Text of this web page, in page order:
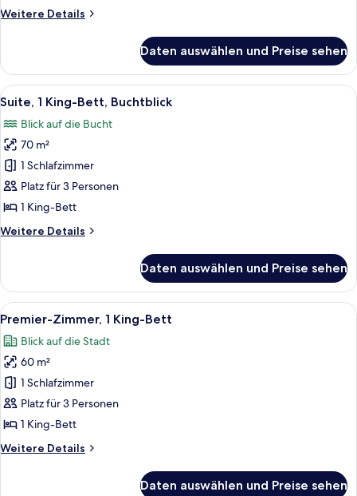
Weitere Details
Weitere
1
Schlafzimmer
Daten auswählen und Preise sehen
Alle
Fotos
für
Suite,
1 King-
Bett,
Buchtblick
Ein modernes Hotelzimmer mit
6
Suite, 1 King-Bett, Buchtblick
Blick auf die Bucht
70 m²
1 Schlafzimmer
Platz für 3 Personen
1 King-Bett
Weitere Details
Weitere
1 King-
Bett,
Buchtblick
Daten auswählen und Preise sehen
Alle
Fotos
für
Premier-
Zimmer,
1 King-
Bett
Ein modernes Hotelzimmer mit
6
Premier-Zimmer, 1 King-Bett
Blick auf die Stadt
60 m²
1 Schlafzimmer
Platz für 3 Personen
1 King-Bett
Weitere Details
Weitere
Daten auswählen und Preise sehen